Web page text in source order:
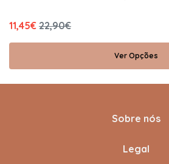
11,45€ 22,90€
Ver Opções
Sobre nós
Legal